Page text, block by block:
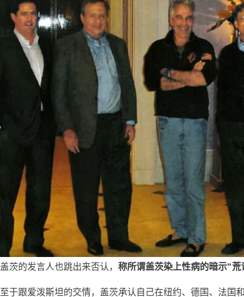
盖茨的发言人也跳出来否认， 称所谓盖茨染上性病的暗示“荒
至于跟爱泼斯坦的交情，盖茨承认自己在纽约、德国、法国